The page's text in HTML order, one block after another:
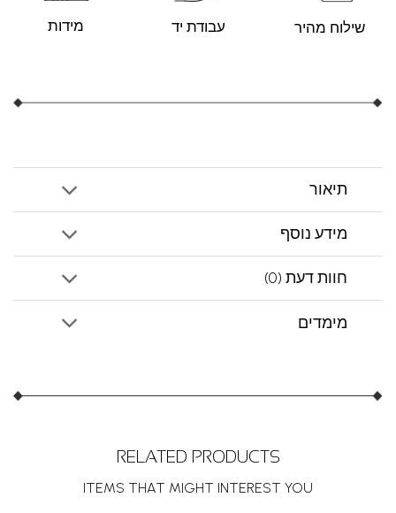
שילוח מהיר עבודת יד מידות
תיאור
מידע נוסף
חוות דעת (0)
מימדים
RELATED PRODUCTS
ITEMS THAT MIGHT INTEREST YOU